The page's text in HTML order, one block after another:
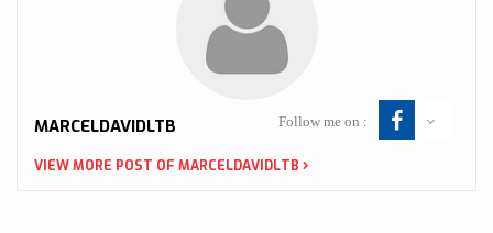
MARCELDAVIDLTB Follow me on :
VIEW MORE POST OF MARCELDAVIDLTB